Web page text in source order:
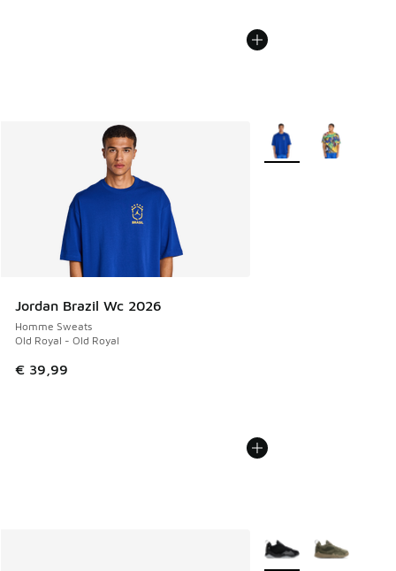
Jordan Brazil Wc 2026
Homme Sweats
Old Royal - Old Royal
€ 39,99
Plus de couleurs
Plus de couleurs